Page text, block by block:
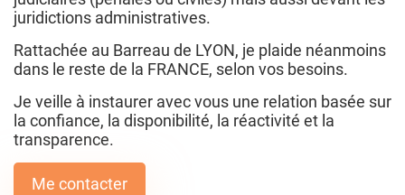
juridictions administratives.
Rattachée au Barreau de LYON, je plaide néanmoins
dans le reste de la FRANCE, selon vos besoins.
Je veille à instaurer avec vous une relation basée sur
la confiance, la disponibilité, la réactivité et la
transparence.
Me contacter